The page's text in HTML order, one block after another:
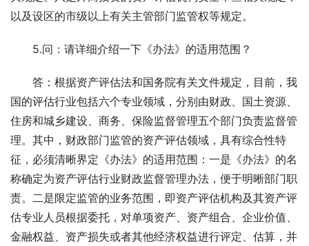
以及设区的市级以上有关主管部门监管权等规定。
5.问：请详细介绍一下《办法》的适用范围？
答：根据资产评估法和国务院有关文件规定，目前，我
国的评估行业包括六个专业领域，分别由财政、国土资源、
住房和城乡建设、商务、保险监督管理五个部门负责监督管
理。其中，财政部门监管的资产评估领域，具有综合性特
征，必须清晰界定《办法》的适用范围：一是《办法》的名
称确定为资产评估行业财政监督管理办法，便于明晰部门职
责。二是限定监管的业务范围，即资产评估机构及其资产评
估专业人员根据委托，对单项资产、资产组合、企业价值、
金融权益、资产损失或者其他经济权益进行评定、估算，并